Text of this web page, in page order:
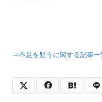
⇒不足を疑うに関する記事一